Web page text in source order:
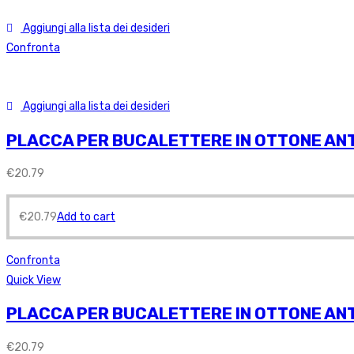
Aggiungi alla lista dei desideri
Confronta
Aggiungi alla lista dei desideri
PLACCA PER BUCALETTERE IN OTTONE
€20.79
€20.79Add to cart
Confronta
Quick View
PLACCA PER BUCALETTERE IN OTTONE
€20.79